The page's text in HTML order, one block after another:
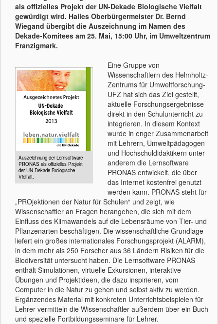
als offizielles Projekt der UN-Dekade Biologische Vielfalt
gewürdigt wird. Halles Oberbürgermeister Dr. Bernd
Wiegand übergibt die Auszeichnung im Namen des
Dekade-Komitees am 25. Mai, 15:00 Uhr, im Umweltzentrum
Franzigmark.
Auszeichnung der Lernsoftware
PRONAS als offizielles Projekt
der UN-Dekade Biologische
Vielfalt.
Eine Gruppe von
Wissenschaftlern des Helmholtz-
Zentrums für Umweltforschung-
UFZ hat sich das Ziel gestellt,
aktuelle Forschungsergebnisse
direkt in den Schulunterricht zu
integrieren. In diesem Kontext
wurde in enger Zusammenarbeit
mit Lehrern, Umweltpädagogen
und Hochschuldidaktikern unter
anderem die Lernsoftware
PRONAS entwickelt, die über
das Internet kostenfrei genutzt
werden kann. PRONAS steht für
„PROjektionen der Natur für Schulen“ und zeigt, wie
Wissenschaftler an Fragen herangehen, die sich mit dem
Einfluss des Klimawandels auf die Lebensräume von Tier- und
Pflanzenarten beschäftigen. Die wissenschaftliche Grundlage
liefert ein großes internationales Forschungsprojekt (ALARM),
in dem mehr als 250 Forscher aus 36 Ländern Risiken für die
Biodiversität untersucht haben. Die Lernsoftware PRONAS
enthält Simulationen, virtuelle Exkursionen, interaktive
Übungen und Projektideen, die dazu inspirieren, vom
Computer in die Natur zu gehen und selbst aktiv zu werden.
Ergänzendes Material mit konkreten Unterrichtsbeispielen für
Lehrer vermitteln die Wissenschaftler außerdem über ein Buch
und spezielle Fortbildungsseminare für Lehrer.